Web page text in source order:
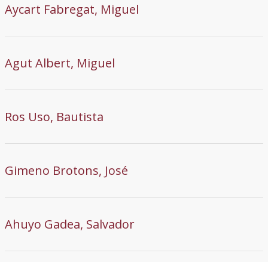
Aycart Fabregat, Miguel
Agut Albert, Miguel
Ros Uso, Bautista
Gimeno Brotons, José
Ahuyo Gadea, Salvador